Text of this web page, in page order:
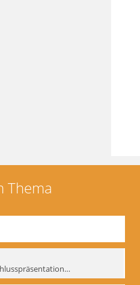
Thema
Biomechanik- Abschlusspräsentation des Workshops Sommer 2001